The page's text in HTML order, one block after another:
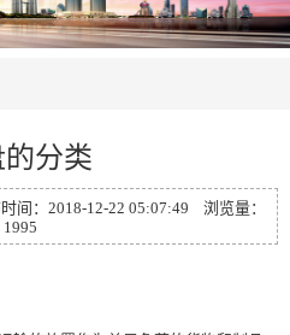
分类
：2018-12-22 05:07:49 浏览量：
1995